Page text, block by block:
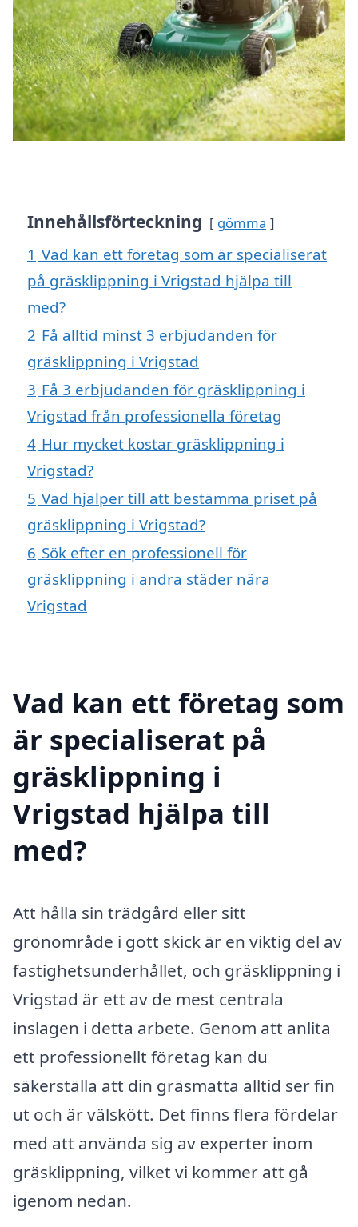
Innehållsförteckning gömma
1 Vad kan ett företag som är specialiserat
på gräsklippning i Vrigstad hjälpa till
med?
2 Få alltid minst 3 erbjudanden för
gräsklippning i Vrigstad
3 Få 3 erbjudanden för gräsklippning i
Vrigstad från professionella företag
4 Hur mycket kostar gräsklippning i
Vrigstad?
5 Vad hjälper till att bestämma priset på
gräsklippning i Vrigstad?
6 Sök efter en professionell för
gräsklippning i andra städer nära
Vrigstad
Vad kan ett företag som
är specialiserat på
gräsklippning i
Vrigstad hjälpa till
med?
Att hålla sin trädgård eller sitt
grönområde i gott skick är en viktig del av
fastighetsunderhållet, och gräsklippning i
Vrigstad är ett av de mest centrala
inslagen i detta arbete. Genom att anlita
ett professionellt företag kan du
säkerställa att din gräsmatta alltid ser fin
ut och är välskött. Det finns flera fördelar
med att använda sig av experter inom
gräsklippning, vilket vi kommer att gå
igenom nedan.